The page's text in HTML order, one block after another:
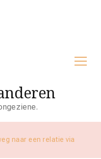
naar een relatie via